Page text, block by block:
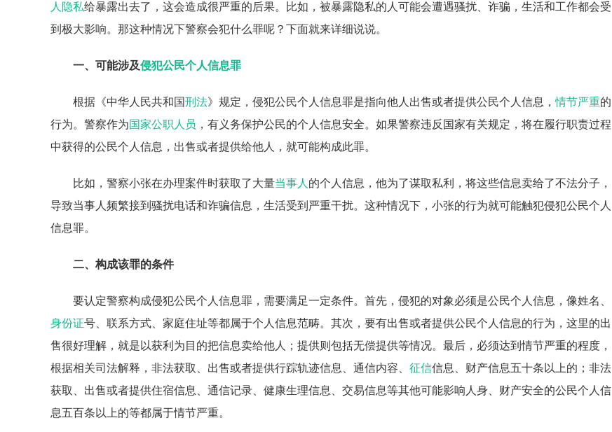
人隐私给暴露出去了，这会造成很严重的后果。比如，被暴露隐私的人可能会遭遇骚扰、诈骗，生活和工作都会受
到极大影响。那这种情况下警察会犯什么罪呢？下面就来详细说说。
一、可能涉及侵犯公民个人信息罪
根据《中华人民共和国刑法》规定，侵犯公民个人信息罪是指向他人出售或者提供公民个人信息，情节严重的
行为。警察作为国家公职人员 ，有义务保护公民的个人信息安全。如果警察违反国家有关规定，将在履行职责过程
中获得的公民个人信息，出售或者提供给他人，就可能构成此罪。
比如，警察小张在办理案件时获取了大量当事人 的个人信息，他为了谋取私利，将这些信息卖给了不法分子，
导致当事人频繁接到骚扰电话和诈骗信息，生活受到严重干扰。这种情况下，小张的行为就可能触犯侵犯公民个人
信息罪。
二、构成该罪的条件
要认定警察构成侵犯公民个人信息罪，需要满足一定条件。首先，侵犯的对象必须是公民个人信息，像姓名、
身份证号、联系方式、家庭住址等都属于个人信息范畴。其次，要有出售或者提供公民个人信息的行为，这里的出
售很好理解，就是以获利为目的把信息卖给他人；提供则包括无偿提供等情况。最后，必须达到情节严重的程度，
根据相关司法解释，非法获取、出售或者提供行踪轨迹信息、通信内容、 征信信息、财产信息五十条以上的；非法
获取、出售或者提供住宿信息、通信记录、健康生理信息、交易信息等其他可能影响人身、财产安全的公民个人信
息五百条以上的等都属于情节严重。